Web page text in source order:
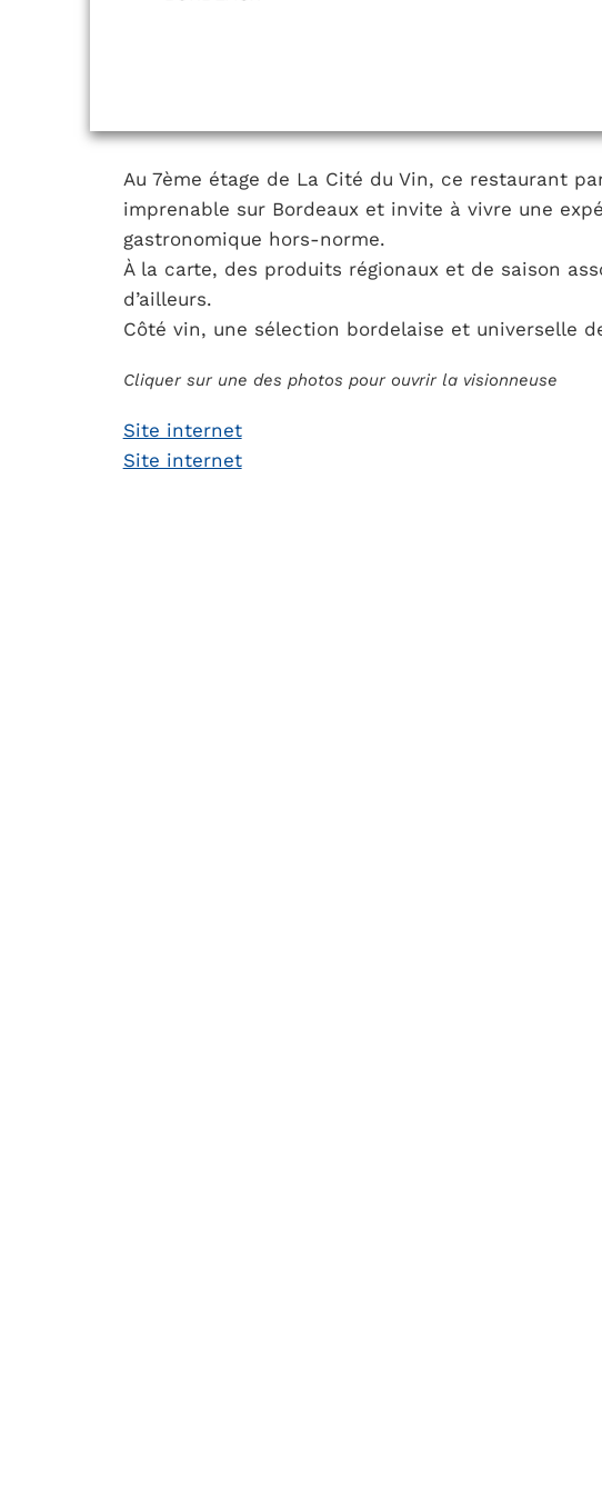
Au 7ème étage de La Cité du Vin, ce restaurant
imprenable sur Bordeaux et invite à vivre une
gastronomique hors-norme.
À la carte, des produits régionaux et de saison
d’ailleurs.
Côté vin, une sélection bordelaise et universelle
Cliquer sur une des photos pour ouvrir la visionneuse
Site internet
Site internet